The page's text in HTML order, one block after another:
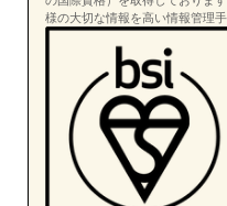
様の大切な情報を高い情報管理